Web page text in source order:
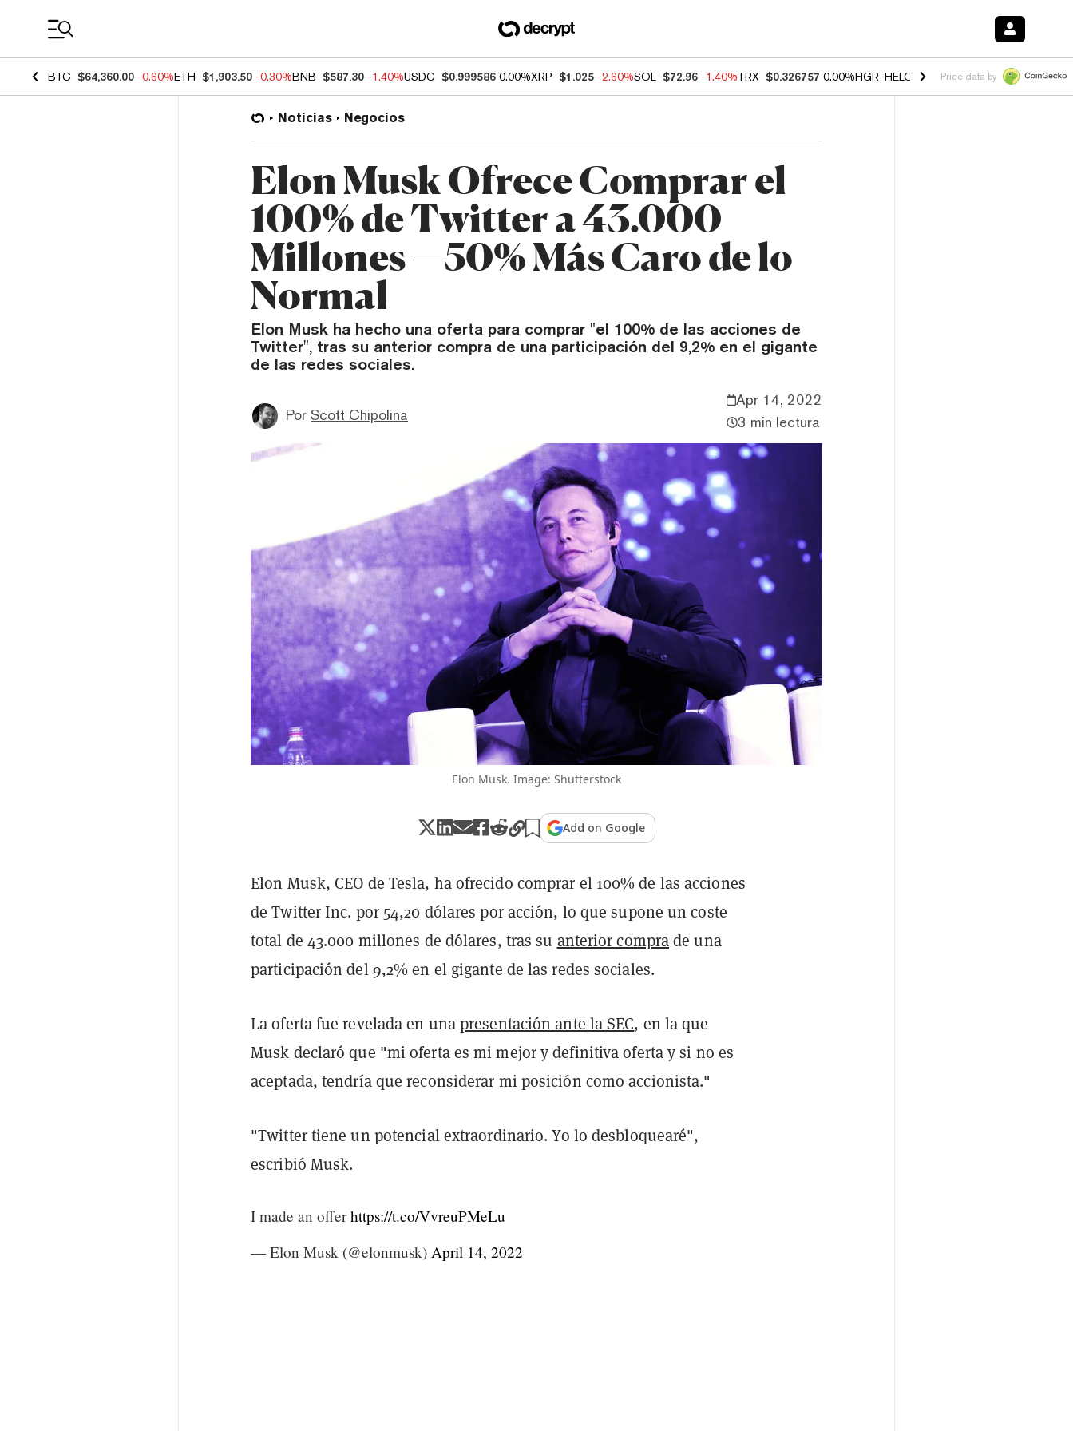
BTC $64,360.00 -0.60%ETH $1,903.50 -0.30%BNB $587.30 -1.40%USDC $0.999586 0.00%XRP $1.025 -2.60%SOL $72.96 -1.40%TRX $0.326757 0.00%FIGR_HELOC $1.035 0.20% HYPE $55.60
Price data by
Noticias Negocios
Elon Musk Ofrece Comprar el
100% de Twitter a 43.000
Millones —50% Más Caro de lo
Normal
Elon Musk ha hecho una oferta para comprar "el 100% de las acciones de
Twitter", tras su anterior compra de una participación del 9,2% en el gigante
de las redes sociales.
Por Scott Chipolina
Apr 14, 2022
3 min lectura
Elon Musk. Image: Shutterstock
Add on Google
Elon Musk, CEO de Tesla, ha ofrecido comprar el 100% de las acciones
de Twitter Inc. por 54,20 dólares por acción, lo que supone un coste
total de 43.000 millones de dólares, tras su anterior comprade una
participación del 9,2% en el gigante de las redes sociales.
La oferta fue revelada en unapresentación ante la SEC, en la que
Musk declaró que "mi oferta es mi mejor y definitiva oferta y si no es
aceptada, tendría que reconsiderar mi posición como accionista."
"Twitter tiene un potencial extraordinario. Yo lo desbloquearé",
escribió Musk.
I made an offerhttps://t.co/VvreuPMeLu
— Elon Musk (@elonmusk) April 14, 2022